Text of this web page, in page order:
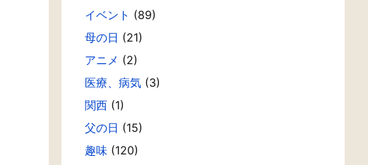
イベント (89)
母の日 (21)
アニメ (2)
医療、病気 (3)
関西 (1)
父の日 (15)
趣味 (120)